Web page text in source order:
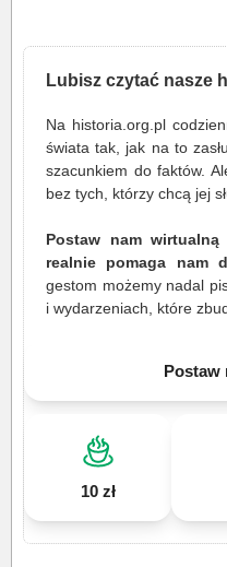
Lubisz czytać nasze
Na historia.org.pl
świata tak, jak na to
szacunkiem do faktów.
bez tych, którzy chcą jej
Postaw nam
realnie pomaga nam
gestom możemy nadal
i wydarzeniach, które
Postaw
10 zł